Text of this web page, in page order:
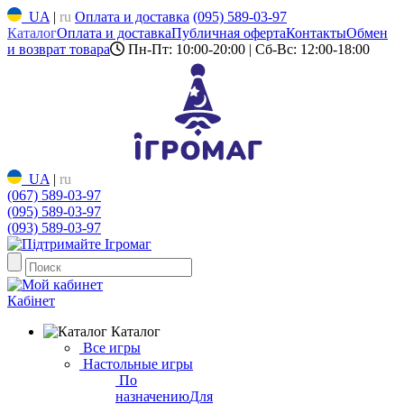
UA | ru Оплата и доставка (095) 589-03-97
КаталогОплата и доставкаПубличная офертаКонтактыОбмен
и возврат товара
Пн-Пт: 10:00-20:00 | Сб-Вс: 12:00-18:00
UA | ru
(067) 589-03-97
(095) 589-03-97
(093) 589-03-97
Кабінет
Каталог
Все игры
Настольные игры
По
назначениюДля